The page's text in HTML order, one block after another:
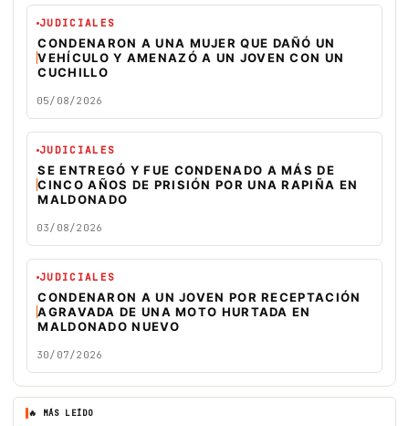
JUDICIALES
CONDENARON A UNA MUJER QUE DAÑÓ UN
VEHÍCULO Y AMENAZÓ A UN JOVEN CON UN
CUCHILLO
05/08/2026
JUDICIALES
SE ENTREGÓ Y FUE CONDENADO A MÁS DE
CINCO AÑOS DE PRISIÓN POR UNA RAPIÑA EN
MALDONADO
03/08/2026
JUDICIALES
CONDENARON A UN JOVEN POR RECEPTACIÓN
AGRAVADA DE UNA MOTO HURTADA EN
MALDONADO NUEVO
30/07/2026
🔥 MÁS LEÍDO